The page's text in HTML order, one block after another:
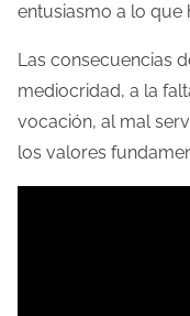
entusiasmo a lo que
Las consecuencias
mediocridad, a la
vocación, al mal
los valores